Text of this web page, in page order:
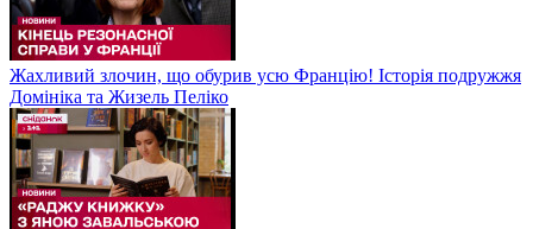
Жахливий злочин, що обурив усю Францію! Історія подружжя
Домініка та Жизель Пеліко